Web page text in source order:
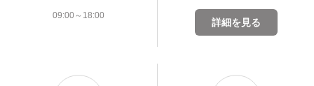
09:00～18:00
詳細を見る